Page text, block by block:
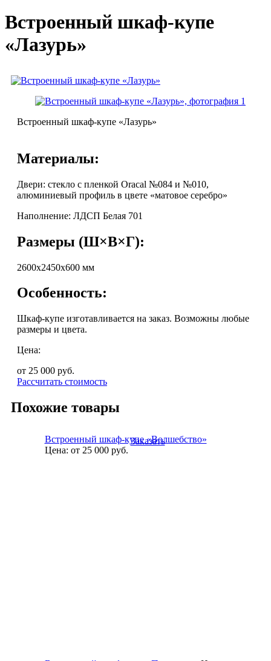
Встроенный шкаф-купе
«Лазурь»
Встроенный шкаф-купе «Лазурь»
Материалы:
Двери: стекло с пленкой Oracal №084 и №010,
алюминиевый профиль в цвете «матовое серебро»
Наполнение: ЛДСП Белая 701
Размеры (Ш×В×Г):
2600х2450х600 мм
Особенность:
Шкаф-купе изготавливается на заказ. Возможны любые
размеры и цвета.
Цена:
от 25 000 руб.
Рассчитать стоимость
Похожие товары
Встроенный шкаф-купе «Волшебство»
Цена: от 25 000руб.
Заказать